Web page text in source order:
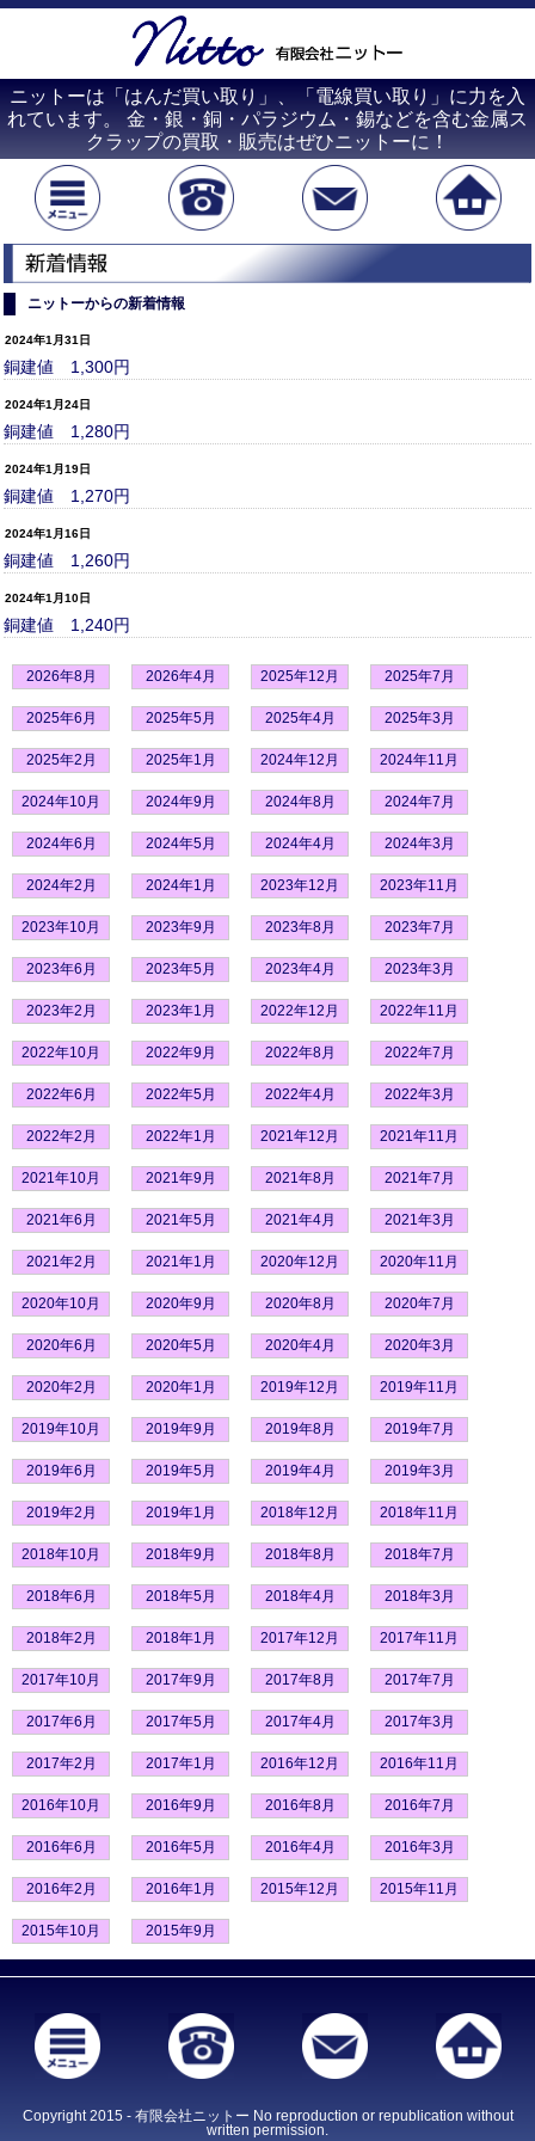
ニットーは「はんだ買い取り」、「電線買い取り」に力を入
れています。 金・銀・銅・パラジウム・錫などを含む金属ス
クラップの買取・販売はぜひニットーに！
ニットーからの新着情報
2024年1月31日
銅建値 1,300円
2024年1月24日
銅建値 1,280円
2024年1月19日
銅建値 1,270円
2024年1月16日
銅建値 1,260円
2024年1月10日
銅建値 1,240円
2026年8月 2026年4月 2025年12月 2025年7月
2025年6月 2025年5月 2025年4月 2025年3月
2025年2月 2025年1月 2024年12月 2024年11月
2024年10月 2024年9月 2024年8月 2024年7月
2024年6月 2024年5月 2024年4月 2024年3月
2024年2月 2024年1月 2023年12月 2023年11月
2023年10月 2023年9月 2023年8月 2023年7月
2023年6月 2023年5月 2023年4月 2023年3月
2023年2月 2023年1月 2022年12月 2022年11月
2022年10月 2022年9月 2022年8月 2022年7月
2022年6月 2022年5月 2022年4月 2022年3月
2022年2月 2022年1月 2021年12月 2021年11月
2021年10月 2021年9月 2021年8月 2021年7月
2021年6月 2021年5月 2021年4月 2021年3月
2021年2月 2021年1月 2020年12月 2020年11月
2020年10月 2020年9月 2020年8月 2020年7月
2020年6月 2020年5月 2020年4月 2020年3月
2020年2月 2020年1月 2019年12月 2019年11月
2019年10月 2019年9月 2019年8月 2019年7月
2019年6月 2019年5月 2019年4月 2019年3月
2019年2月 2019年1月 2018年12月 2018年11月
2018年10月 2018年9月 2018年8月 2018年7月
2018年6月 2018年5月 2018年4月 2018年3月
2018年2月 2018年1月 2017年12月 2017年11月
2017年10月 2017年9月 2017年8月 2017年7月
2017年6月 2017年5月 2017年4月 2017年3月
2017年2月 2017年1月 2016年12月 2016年11月
2016年10月 2016年9月 2016年8月 2016年7月
2016年6月 2016年5月 2016年4月 2016年3月
2016年2月 2016年1月 2015年12月 2015年11月
2015年10月 2015年9月
Copyright 2015 - 有限会社ニットー No reproduction or republication without
written permission.